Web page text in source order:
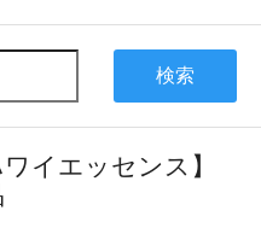
検索
イエッセンス】